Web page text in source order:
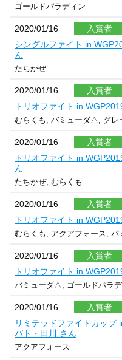
ゴールドパラディン
2020/01/16
入賞者
シングルファイト in
ん
たちかぜ
2020/01/16
入賞者
トリオファイト in
むらくも, バミューダ△, グレ
2020/01/16
入賞者
トリオファイト in
ん
たちかぜ, むらくも
2020/01/16
入賞者
トリオファイト in
むらくも, アクアフォース,
2020/01/16
入賞者
トリオファイト in
バミューダ△, ゴールドパラ
2020/01/16
入賞者
リミテッドファイトカップ
バト・田川 さん
アクアフォース